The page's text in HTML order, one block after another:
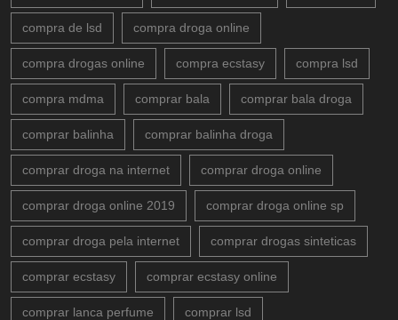
compra de lsd compra droga online
compra drogas online compra ecstasy compra lsd
compra mdma comprar bala comprar bala droga
comprar balinha comprar balinha droga
comprar droga na internet comprar droga online
comprar droga online 2019 comprar droga online sp
comprar droga pela internet comprar drogas sinteticas
comprar ecstasy comprar ecstasy online
comprar lanca perfume comprar lsd